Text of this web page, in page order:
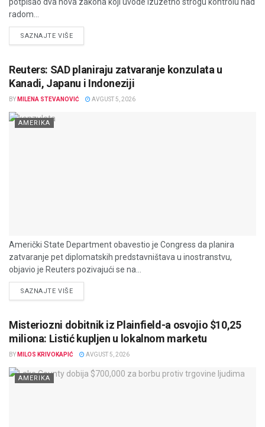
potpisao dva nova zakona koji uvode izuzetno strogu kontrolu nad
radom...
SAZNAJTE VIŠEDETAILS
Reuters: SAD planiraju zatvaranje konzulata u
Kanadi, Japanu i Indoneziji
BY MILENA STEVANOVIĆ AVGUST 5, 2026
AMERIKA
Američki State Department obavestio je Congress da planira
zatvaranje pet diplomatskih predstavništava u inostranstvu,
objavio je Reuters pozivajući se na...
SAZNAJTE VIŠEDETAILS
Misteriozni dobitnik iz Plainfield-a osvojio $10,25
miliona: Listić kupljen u lokalnom marketu
BY MILOS KRIVOKAPIĆ AVGUST 5, 2026
AMERIKA